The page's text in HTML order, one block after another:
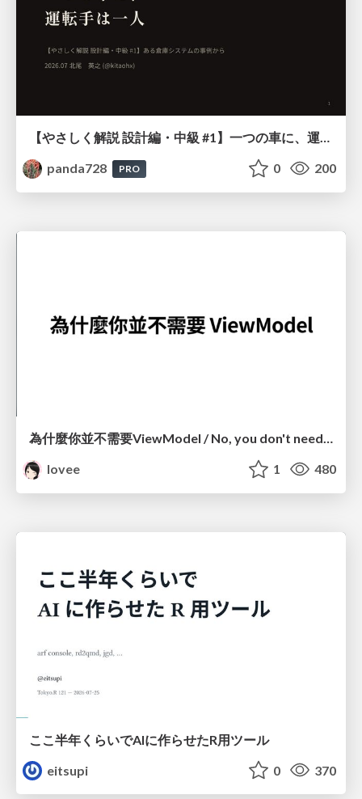
panda728
PRO 0 200
為什麼你並不需要ViewModel / No, you don't need a ViewModel
lovee
1 480
ここ半年くらいでAIに作らせたR用ツール
eitsupi
0 370